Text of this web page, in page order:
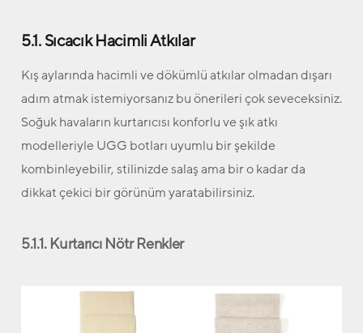
5.1. Sıcacık Hacimli Atkılar
Kış aylarında hacimli ve dökümlü atkılar olmadan dışarı
adım atmak istemiyorsanız bu önerileri çok seveceksiniz.
Soğuk havaların kurtarıcısı konforlu ve şık atkı
modelleriyle UGG botları uyumlu bir şekilde
kombinleyebilir, stilinizde salaş ama bir o kadar da
dikkat çekici bir görünüm yaratabilirsiniz.
5.1.1. Kurtarıcı Nötr Renkler